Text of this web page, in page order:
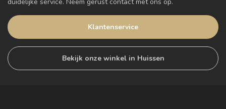
Klantenservice
Bekijk onze winkel in Huissen